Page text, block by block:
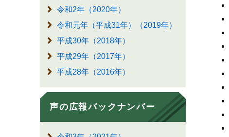
令和2年（2020年）
令和元年（平成31年）（2019年）
平成30年（2018年）
平成29年（2017年）
平成28年（2016年）
声の広報バックナンバー